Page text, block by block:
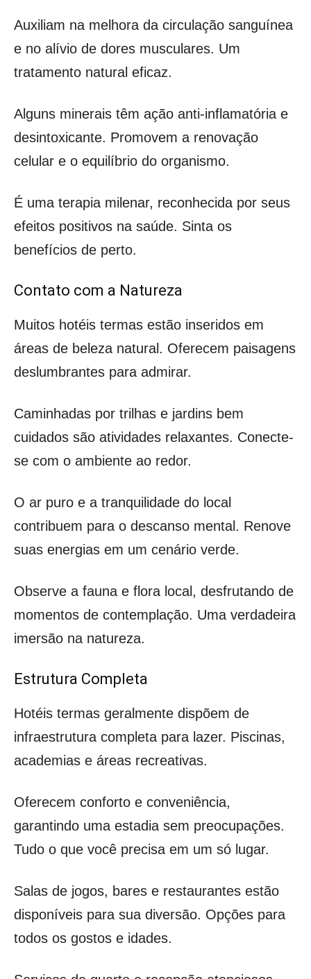
Auxiliam na melhora da circulação sanguínea
e no alívio de dores musculares. Um
tratamento natural eficaz.
Alguns minerais têm ação anti-inflamatória e
desintoxicante. Promovem a renovação
celular e o equilíbrio do organismo.
É uma terapia milenar, reconhecida por seus
efeitos positivos na saúde. Sinta os
benefícios de perto.
Contato com a Natureza
Muitos hotéis termas estão inseridos em
áreas de beleza natural. Oferecem paisagens
deslumbrantes para admirar.
Caminhadas por trilhas e jardins bem
cuidados são atividades relaxantes. Conecte-
se com o ambiente ao redor.
O ar puro e a tranquilidade do local
contribuem para o descanso mental. Renove
suas energias em um cenário verde.
Observe a fauna e flora local, desfrutando de
momentos de contemplação. Uma verdadeira
imersão na natureza.
Estrutura Completa
Hotéis termas geralmente dispõem de
infraestrutura completa para lazer. Piscinas,
academias e áreas recreativas.
Oferecem conforto e conveniência,
garantindo uma estadia sem preocupações.
Tudo o que você precisa em um só lugar.
Salas de jogos, bares e restaurantes estão
disponíveis para sua diversão. Opções para
todos os gostos e idades.